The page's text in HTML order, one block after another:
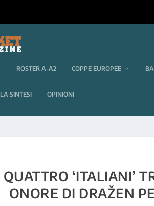
ROSTER A-A2 COPPE EUROPEE
LA SINTESI OPINIONI
QUATTRO ‘ITALIANI’
ONORE DI DRAŽEN